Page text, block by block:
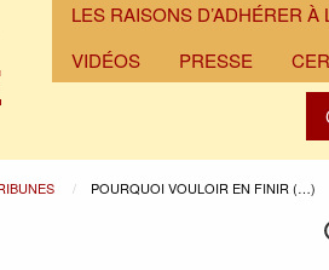
LES RAISONS D’ADHÉRER À
VIDÉOS
PRESSE
POURQUOI VOULOIR EN FINIR (…)